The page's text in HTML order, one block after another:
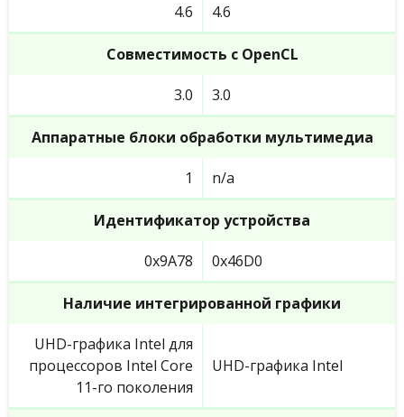
4.6 4.6
Совместимость с OpenCL
3.0 3.0
Аппаратные блоки обработки мультимедиа
1 n/a
Идентификатор устройства
0x9A78 0x46D0
Наличие интегрированной графики
UHD-графика Intel для
процессоров Intel Core
11-го поколения
UHD-графика Intel